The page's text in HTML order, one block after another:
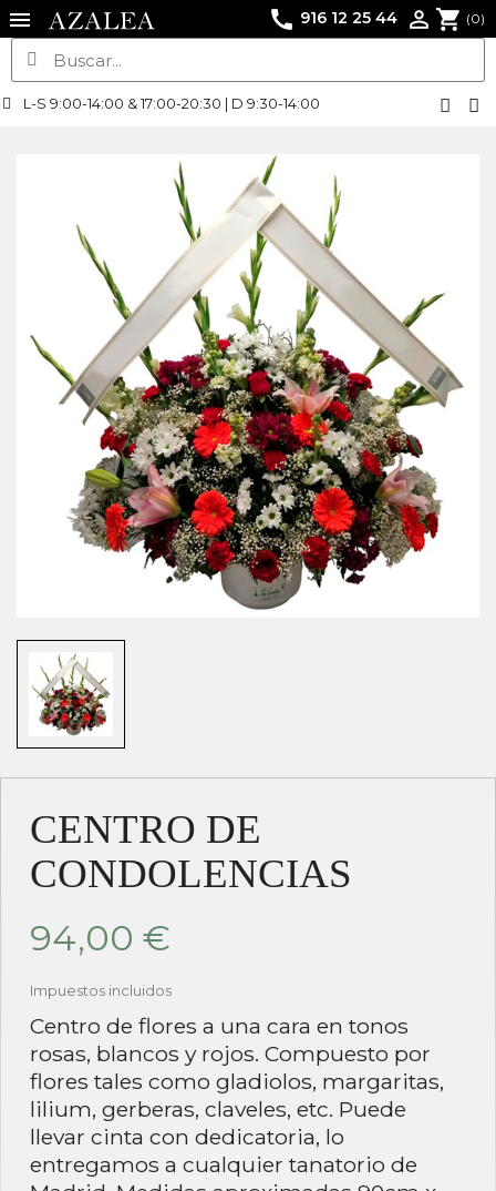
call 916 12 25 44  shopping_cart (0)
L-S 9:00-14:00 & 17:00-20:30 | D 9:30-14:00
CENTRO DE
CONDOLENCIAS
94,00 €
Impuestos incluidos
Centro de flores a una cara en tonos
rosas, blancos y rojos. Compuesto por
flores tales como gladiolos, margaritas,
lilium, gerberas, claveles, etc. Puede
llevar cinta con dedicatoria, lo
entregamos a cualquier tanatorio de